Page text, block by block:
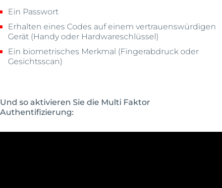
Ein Passwort
Erhalten eines Codes auf einem vertrauenswürdigen
Gerät (Handy oder Hardwareschlüssel)
Ein biometrisches Merkmal (Fingerabdruck oder
Gesichtsscan)
Und so aktivieren Sie die Multi Faktor
Authentifizierung: